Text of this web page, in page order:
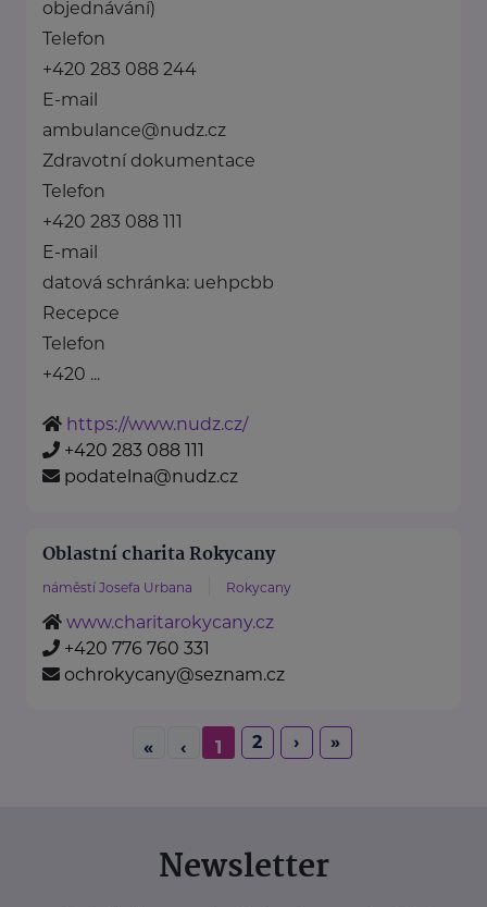
objednávání)
Telefon
+420 283 088 244
E-mail
ambulance@nudz.cz
Zdravotní dokumentace
Telefon
+420 283 088 111
E-mail
datová schránka: uehpcbb
Recepce
Telefon
+420 ...
https://www.nudz.cz/
+420 283 088 111
podatelna@nudz.cz
Oblastní charita Rokycany
náměstí Josefa Urbana Rokycany
www.charitarokycany.cz
+420 776 760 331
ochrokycany@seznam.cz
« ‹ 1 2 › »
Newsletter